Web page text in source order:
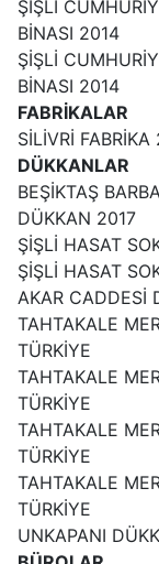
ŞİŞLİ
BİNASI 2014
ŞİŞLİ
BİNASI 2014
FABRİKALAR
SİLİVRİ FABRİKA
DÜKKANLAR
BEŞİKTAŞ
DÜKKAN 2017
ŞİŞLİ HASAT
ŞİŞLİ HASAT
AKAR CADDESİ
TAHTAKALE
TÜRKİYE
TAHTAKALE
TÜRKİYE
TAHTAKALE
TÜRKİYE
TAHTAKALE
TÜRKİYE
UNKAPANI